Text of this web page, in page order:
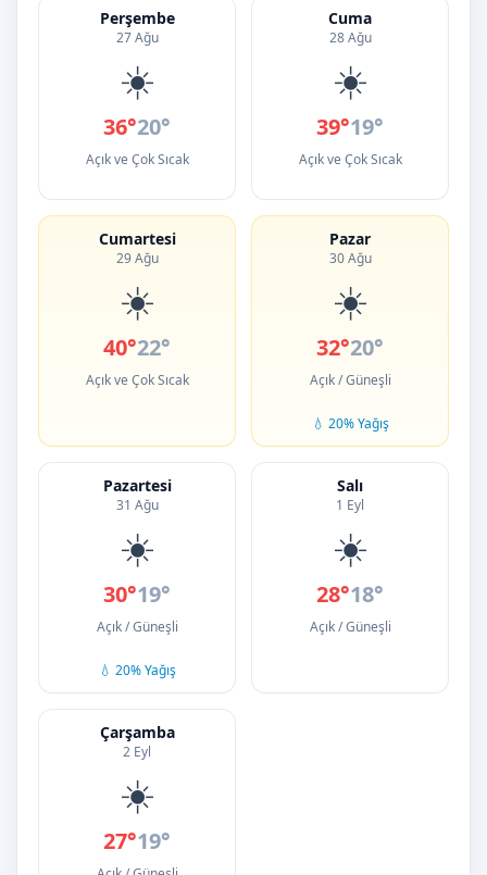
Perşembe
27 Ağu
☀️
36°20°
Açık ve Çok Sıcak
Cuma
28 Ağu
☀️
39°19°
Açık ve Çok Sıcak
Cumartesi
29 Ağu
☀️
40°22°
Açık ve Çok Sıcak
Pazar
30 Ağu
☀️
32°20°
Açık / Güneşli
💧 20% Yağış
Pazartesi
31 Ağu
☀️
30°19°
Açık / Güneşli
💧 20% Yağış
Salı
1 Eyl
☀️
28°18°
Açık / Güneşli
Çarşamba
2 Eyl
☀️
27°19°